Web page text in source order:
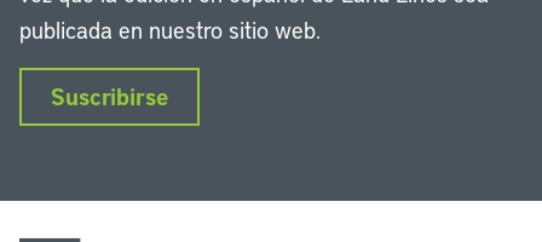
publicada en nuestro sitio web.
Suscribirse